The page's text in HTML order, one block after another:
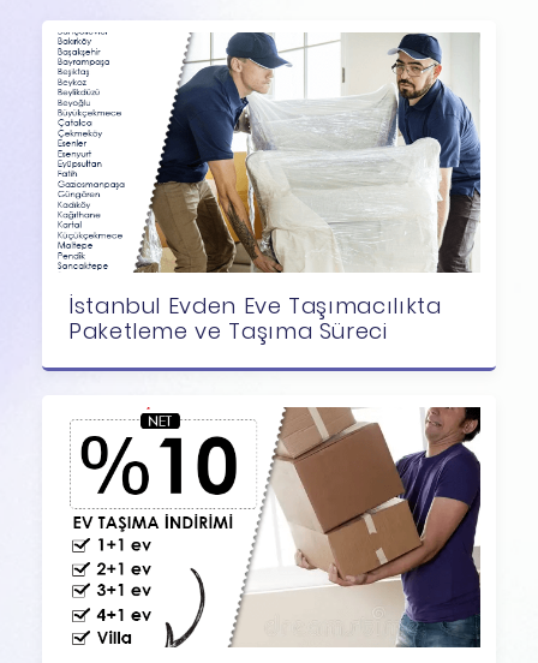
İstanbul Evden Eve Taşımacılıkta
Paketleme ve Taşıma Süreci